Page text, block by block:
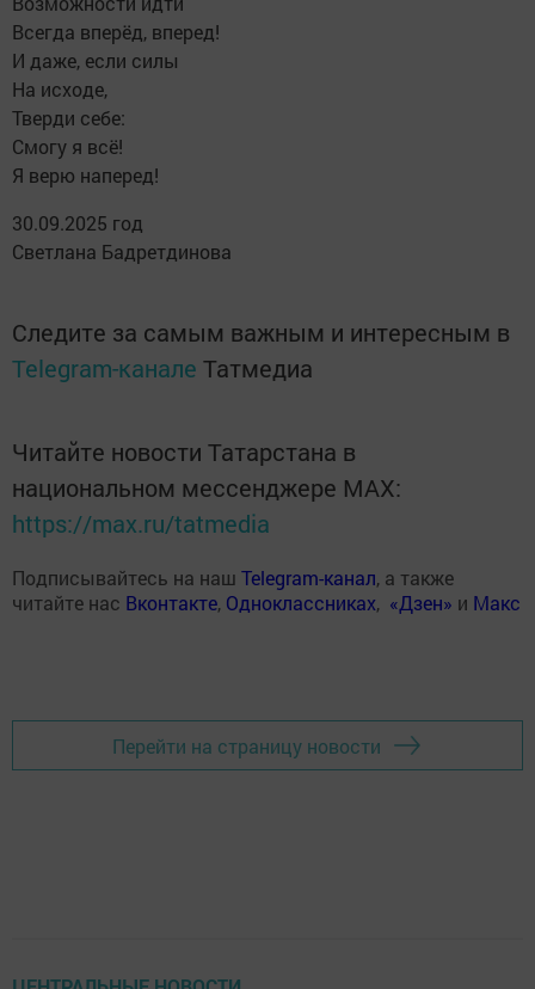
Всегда вперёд, вперед!
И даже, если силы
На исходе,
Тверди себе:
Смогу я всё!
Я верю наперед!
30.09.2025 год
Светлана Бадретдинова
Следите за самым важным и интересным в
Telegram-канале Татмедиа
Читайте новости Татарстана в
национальном мессенджере MАХ:
https://max.ru/tatmedia
Подписывайтесь на наш Telegram-канал, а также
читайте нас Вконтакте, Одноклассниках, «Дзен» и Макс
Перейти на страницу новости